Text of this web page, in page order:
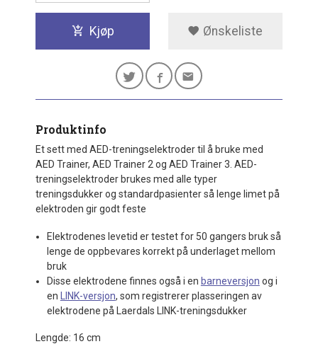
Kjøp Ønskeliste
Produktinfo
Et sett med AED-treningselektroder til å bruke med
AED Trainer, AED Trainer 2 og AED Trainer 3. AED-
treningselektroder brukes med alle typer
treningsdukker og standardpasienter så lenge limet på
elektroden gir godt feste
Elektrodenes levetid er testet for 50 gangers bruk så
lenge de oppbevares korrekt på underlaget mellom
bruk
Disse elektrodene finnes også i en barneversjon og i
en LINK-versjon, som registrerer plasseringen av
elektrodene på Laerdals LINK-treningsdukker
Lengde: 16 cm